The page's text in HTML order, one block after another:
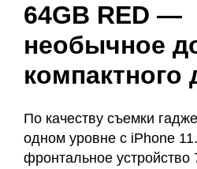
64GB RED —
необычное
компактного
По качеству съемки
одном уровне с iPhone
фронтальное устройство